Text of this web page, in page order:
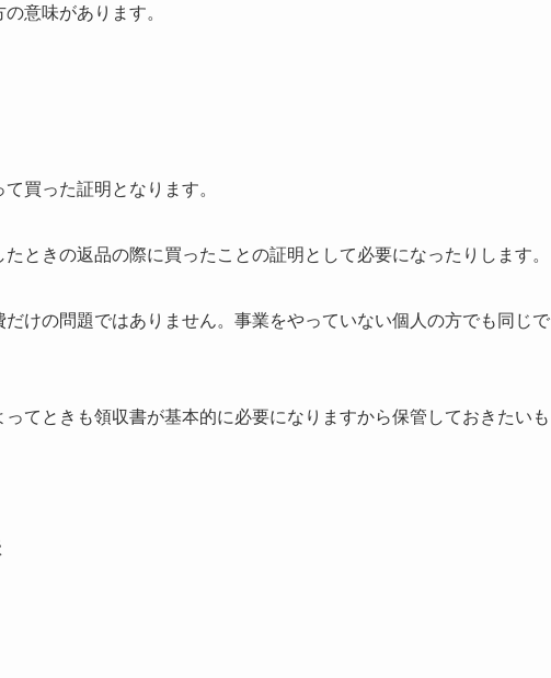
意味があります。
買った証明となります。
ときの返品の際に買ったことの証明として必要になったりします。
けの問題ではありません。事業をやっていない個人の方でも同じで
てときも領収書が基本的に必要になりますから保管しておきたいも